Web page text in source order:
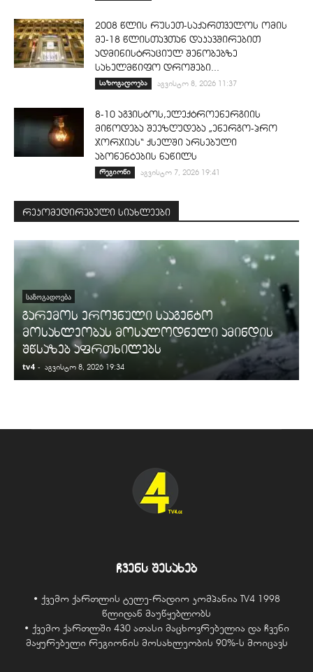
2008 წლის რუსეთ-საქართველოს ომის
მე-18 წლისთავთან დაკავშირებით
ადმინისტრაციულ შენობებზე
სახელმწიფო დროშები...
საზოგადოება აგვისტო 8, 2026 11:37
8-10 აგვისტოს,ელექტროენერგიის
მიწოდება შეეზღუდება „ენერგო-პრო
ჯორჯიას“ ქსელში არსებული
აბონენტების ნაწილს
რეგიონი აგვისტო 7, 2026 19:41
რეკომედირებული სიახლეები
ᲡᲐᲖᲝᲒᲐᲓᲝᲔᲑᲐ
გარემოს ეროვნული სააგენტო
მოსახლეობას მოსალოდნელი ამინდის
შწსაზებ აფრთხილებს
tv4 - აგვისტო 8, 2026 19:34
ჩვენს შესახებ
• ქვემო ქართლის ტელე-რადიო კომპანია TV4 1998
წლიდან მაუწყებლობს
• ქვემო ქართლში 430 ათასი მაცხოვრებელია და ჩვენი
მაყურებელი რეგიონის მოსახლეობის 90%-ს მოიცავს